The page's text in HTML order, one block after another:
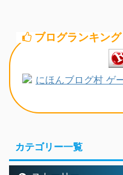
ブログランキング
カテゴリー一覧